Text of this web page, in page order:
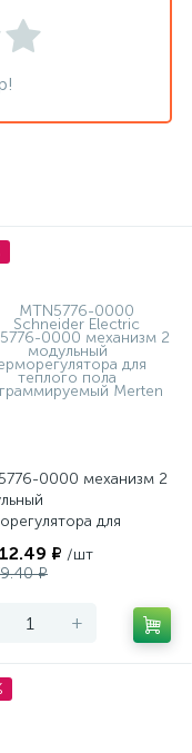
0000 механизм 2
для
Merten
₽ /шт
₽
+